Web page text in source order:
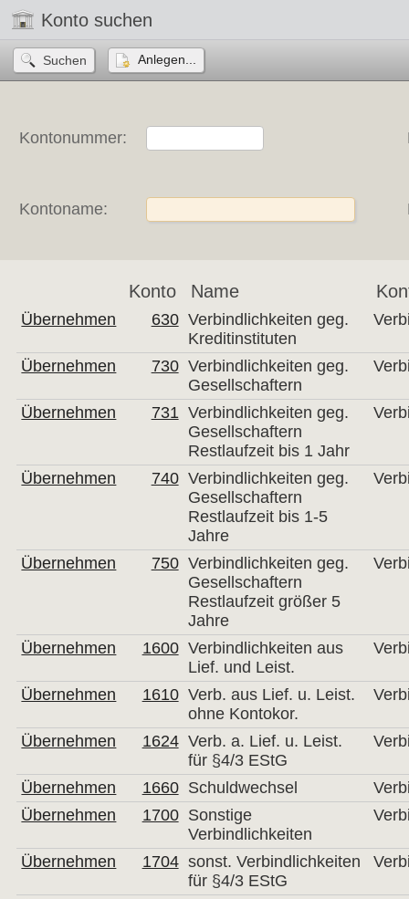
Konto suchen
Anlegen...
Kontonummer:
Kontoname:
Konto Name
Übernehmen 630 Verbindlichkeiten geg.
Kreditinstituten
Übernehmen 730 Verbindlichkeiten geg.
Gesellschaftern
Übernehmen 731 Verbindlichkeiten geg.
Gesellschaftern
Restlaufzeit bis 1 Jahr
Übernehmen 740 Verbindlichkeiten geg.
Gesellschaftern
Restlaufzeit bis 1-5
Jahre
Übernehmen 750 Verbindlichkeiten geg.
Gesellschaftern
Restlaufzeit größer 5
Jahre
Übernehmen 1600 Verbindlichkeiten aus
Lief. und Leist.
Übernehmen 1610 Verb. aus Lief. u. Leist.
ohne Kontokor.
Übernehmen 1624 Verb. a. Lief. u. Leist.
für §4/3 EStG
Übernehmen 1660 Schuldwechsel
Übernehmen
1700 Sonstige
Verbindlichkeiten
Übernehmen 1704 sonst. Verbindlichkeiten
für §4/3 EStG